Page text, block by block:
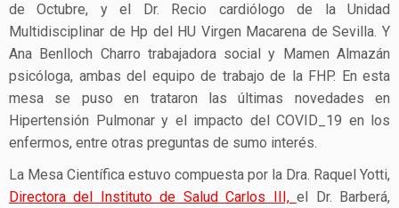
de Octubre, y el Dr. Recio cardiólogo de la Unidad
Multidisciplinar de Hp del HU Virgen Macarena de Sevilla. Y
Ana Benlloch Charro trabajadora social y Mamen Almazán
psicóloga, ambas del equipo de trabajo de la FHP. En esta
mesa se puso en trataron las últimas novedades en
Hipertensión Pulmonar y el impacto del COVID_19 en los
enfermos, entre otras preguntas de sumo interés.
La Mesa Científica estuvo compuesta por la Dra. Raquel Yotti,
Directora del Instituto de Salud Carlos III,el Dr. Barberá,